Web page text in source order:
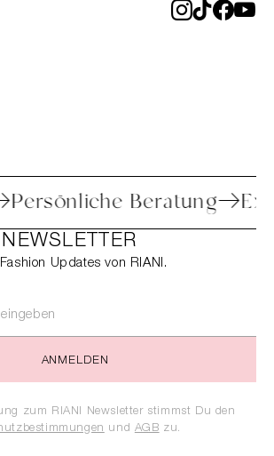
Persönliche Beratung
Updates von RIANI.
ANMELDEN
zum RIANI Newsletter stimmst Du den
und AGB zu.